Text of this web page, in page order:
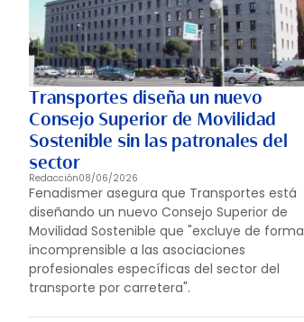
Transportes diseña un nuevo
Consejo Superior de Movilidad
Sostenible sin las patronales del
sector
Redacción08/06/2026
Fenadismer asegura que Transportes está
diseñando un nuevo Consejo Superior de
Movilidad Sostenible que "excluye de forma
incomprensible a las asociaciones
profesionales específicas del sector del
transporte por carretera".